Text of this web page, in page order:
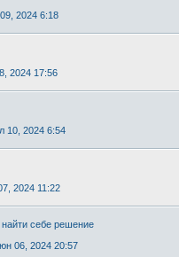
2024 6:18
2024 17:56
10, 2024 6:54
2024 11:22
себе решение
06, 2024 20:57